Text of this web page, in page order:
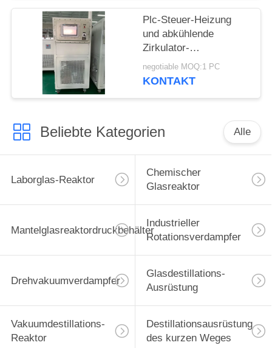
Plc-Steuer-Heizung
und abkühlende
Zirkulator-
Temperaturspanne -80-
200C° des Kühler-380V
negotiable MOQ:1 PC
KONTAKT
Beliebte Kategorien Alle
Laborglas-Reaktor
Chemischer
Glasreaktor
Mantelglasreaktordruckbehälter
Industrieller
Rotationsverdampfer
Drehvakuumverdampfer
Glasdestillations-
Ausrüstung
Vakuumdestillations-
Reaktor
Destillationsausrüstung
des kurzen Weges